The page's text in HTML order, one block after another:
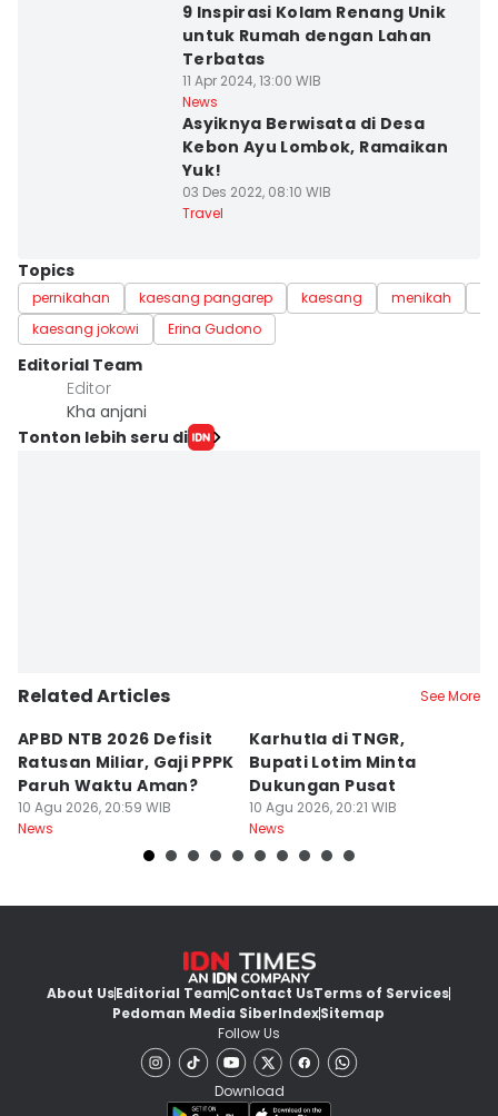
9 Inspirasi Kolam Renang Unik
untuk Rumah dengan Lahan
Terbatas
11 Apr 2024, 13:00 WIB
News
Asyiknya Berwisata di Desa
Kebon Ayu Lombok, Ramaikan
Yuk!
03 Des 2022, 08:10 WIB
Travel
Topics
pernikahan kaesang pangarep kaesang menikah
kaesang jokowi
Erina Gudono
Editorial Team
Editor
Kha anjani
Tonton lebih seru di
Related Articles See More
APBD NTB 2026 Defisit
Ratusan Miliar, Gaji PPPK
Paruh Waktu Aman?
10 Agu 2026, 20:59 WIB
News
Karhutla di TNGR,
Bupati Lotim Minta
Dukungan Pusat
10 Agu 2026, 20:21 WIB
News
About UsEditorial TeamContact UsTerms of Services
Pedoman Media SiberIndexSitemap
Follow Us
Download